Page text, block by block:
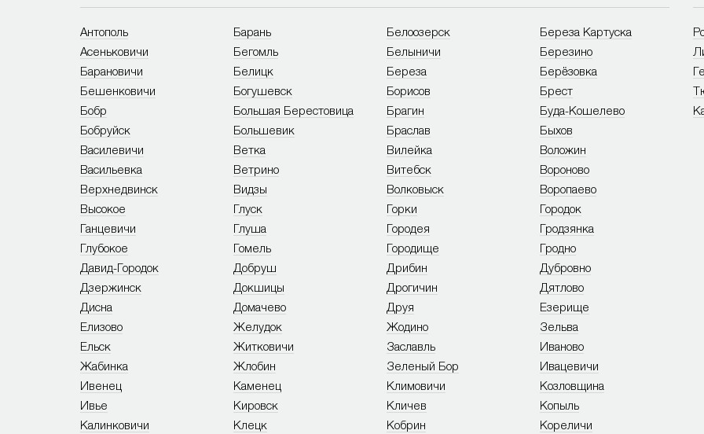
Антополь
Асеньковичи
Барановичи
Барань
Бегомль
Белицк
Белоозерск
Белыничи
Береза
Береза Картуска
Березино
Берёзовка
Бешенковичи
Бобр
Бобруйск
Богушевск
Большая Берестовица
Большевик
Борисов
Брагин
Браслав
Брест
Буда-Кошелево
Быхов
Василевичи
Васильевка
Верхнедвинск
Ветка
Ветрино
Видзы
Вилейка
Витебск
Волковыск
Воложин
Вороново
Воропаево
Высокое
Ганцевичи
Глубокое
Глуск
Глуша
Гомель
Горки
Городея
Городище
Городок
Гродзянка
Гродно
Давид-Городок
Дзержинск
Дисна
Добруш
Докшицы
Домачево
Дрибин
Дрогичин
Друя
Дубровно
Дятлово
Езерище
Елизово
Ельск
Жабинка
Желудок
Житковичи
Жлобин
Жодино
Заславль
Зеленый Бор
Зельва
Иваново
Ивацевичи
Ивенец
Ивье
Калинковичи
Каменец
Кировск
Клецк
Климовичи
Кличев
Кобрин
Козловщина
Копыль
Кореличи